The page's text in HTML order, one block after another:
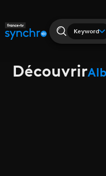
Keyword
Découvrir